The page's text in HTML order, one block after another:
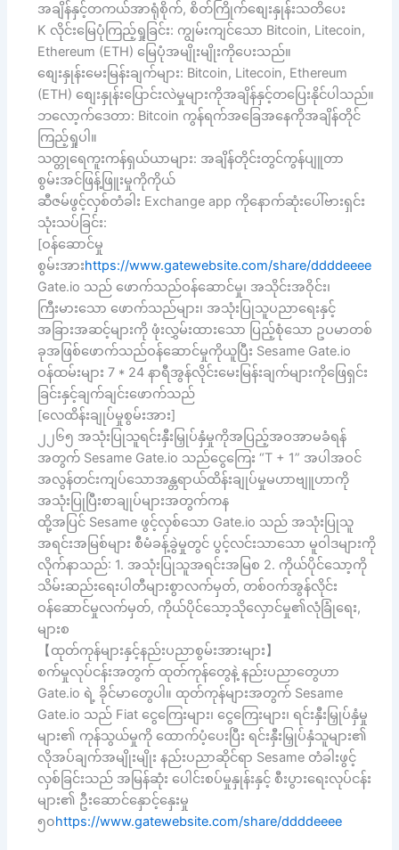
အချိန်နှင့်တကယ်အာရုံစိုက်, စိတ်ကြိုက်စျေးနှုန်းသတိပေး
K လိုင်းမြေပုံကြည့်ရှုခြင်း: ကျွမ်းကျင်သော Bitcoin, Litecoin,
Ethereum (ETH) မြေပုံအမျိုးမျိုးကိုပေးသည်။
စျေးနှုန်းမေးမြန်းချက်များ: Bitcoin, Litecoin, Ethereum
(ETH) စျေးနှုန်းပြောင်းလဲမှုများကိုအချိန်နှင့်တပြေးနိုင်ပါသည်။
ဘလော့က်ဒေတာ: Bitcoin ကွန်ရက်အခြေအနေကိုအချိန်တိုင်
ကြည့်ရှုပါ။
သတ္တုရေကူးကန်ရှယ်ယာများ: အချိန်တိုင်းတွင်ကွန်ပျူတာ
စွမ်းအင်ဖြန့်ဖြူးမှုကိုကိုယ်
ဆီဇမ်ဖွင့်လှစ်တံခါး Exchange app ကိုနောက်ဆုံးပေါ်ဗားရှင်း
သုံးသပ်ခြင်း:
[ဝန်ဆောင်မှု
စွမ်းအားhttps://www.gatewebsite.com/share/ddddeeee
Gate.io သည် ဖောက်သည်ဝန်ဆောင်မှု၊ အသိုင်းအဝိုင်း၊
ကြီးမားသော ဖောက်သည်များ၊ အသုံးပြုသူပညာရေးနှင့်
အခြားအဆင့်များကို ဖုံးလွှမ်းထားသော ပြည့်စုံသော ဥပမာတစ်
ခုအဖြစ်ဖောက်သည်ဝန်ဆောင်မှုကိုယူပြီး Sesame Gate.io
ဝန်ထမ်းများ 7 * 24 နာရီအွန်လိုင်းမေးမြန်းချက်များကိုဖြေရှင်း
ခြင်းနှင့်ချက်ချင်းဖောက်သည်
[လေထိန်းချုပ်မှုစွမ်းအား]
၂၂၆၅ အသုံးပြုသူရင်းနှီးမြှုပ်နှံမှုကိုအပြည့်အဝအာမခံရန်
အတွက် Sesame Gate.io သည်ငွေကြေး “T + 1” အပါအဝင်
အလွန်တင်းကျပ်သောအန္တရာယ်ထိန်းချုပ်မှုမဟာဗျူဟာကို
အသုံးပြုပြီးစာချုပ်များအတွက်ကန
ထို့အပြင် Sesame ဖွင့်လှစ်သော Gate.io သည် အသုံးပြုသူ
အရင်းအမြစ်များ စီမံခန့်ခွဲမှုတွင် ပွင့်လင်းသာသော မူဝါဒများကို
လိုက်နာသည်: 1. အသုံးပြုသူအရင်းအမြစ 2. ကိုယ်ပိုင်သော့ကို
သိမ်းဆည်းရေးပါတီများစွာလက်မှတ်, တစ်ဝက်အွန်လိုင်း
ဝန်ဆောင်မှုလက်မှတ်, ကိုယ်ပိုင်သော့သိုလှောင်မှု၏လုံခြုံရေး,
များစ
【ထုတ်ကုန်များနှင့်နည်းပညာစွမ်းအားများ】
စက်မှုလုပ်ငန်းအတွက် ထုတ်ကုန်တွေနဲ့ နည်းပညာတွေဟာ
Gate.io ရဲ့ ခိုင်မာတွေပါ။ ထုတ်ကုန်များအတွက် Sesame
Gate.io သည် Fiat ငွေကြေးများ၊ ငွေကြေးများ၊ ရင်းနှီးမြှုပ်နှံမှု
များ၏ ကုန်သွယ်မှုကို ထောက်ပံ့ပေးပြီး ရင်းနှီးမြှုပ်နှံသူများ၏
လိုအပ်ချက်အမျိုးမျိုး နည်းပညာဆိုင်ရာ Sesame တံခါးဖွင့်
လှစ်ခြင်းသည် အမြန်ဆုံး ပေါင်းစပ်မှုနှုန်းနှင့် စီးပွားရေးလုပ်ငန်း
များ၏ ဦးဆောင်နှောင့်နှေးမှု
၅၀https://www.gatewebsite.com/share/ddddeeee